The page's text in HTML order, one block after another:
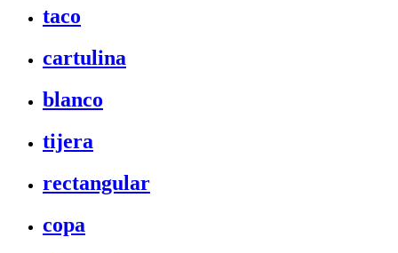
taco
cartulina
blanco
tijera
rectangular
copa